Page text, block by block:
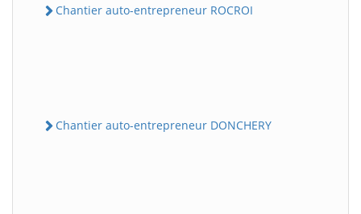
Chantier auto-entrepreneur ROCROI
Chantier auto-entrepreneur DONCHERY